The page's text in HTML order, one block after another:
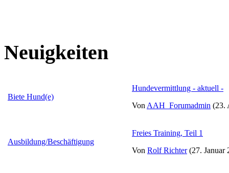
Neuigkeiten
Biete Hund(e)
Hundevermittlung - aktuell -
Von AAH_Forumadmin (23.
Ausbildung/Beschäftigung
Freies Training, Teil 1
Von Rolf Richter(27. Januar